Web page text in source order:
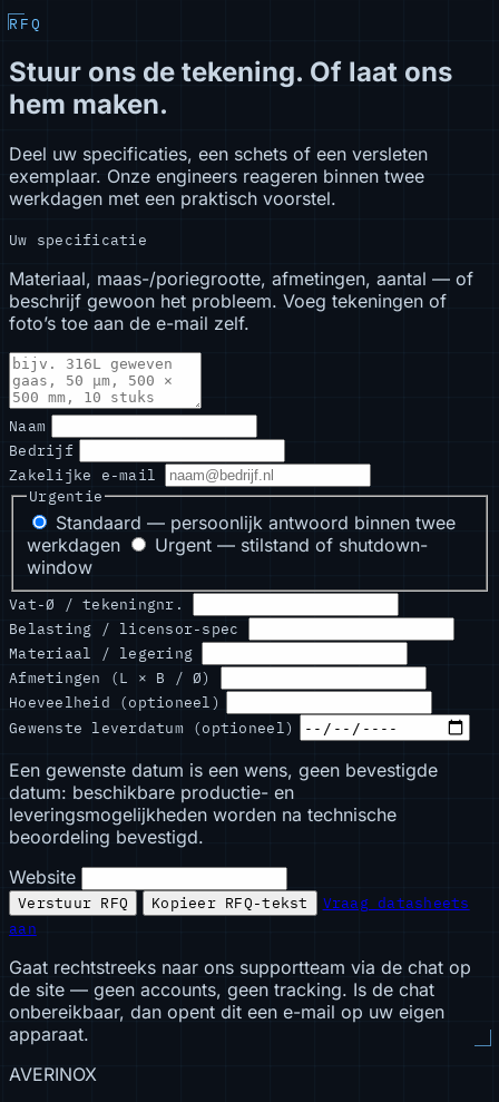
RFQ
Stuur ons de tekening. Of laat ons
hem maken.
Deel uw specificaties, een schets of een versleten
exemplaar. Onze engineers reageren binnen twee
werkdagen met een praktisch voorstel.
Uw specificatie
Materiaal, maas-/poriegrootte, afmetingen, aantal — of
beschrijf gewoon het probleem. Voeg tekeningen of
foto’s toe aan de e-mail zelf.
Naam
Bedrijf
Zakelijke e-mail
Urgentie
Standaard — persoonlijk antwoord binnen twee
werkdagen
Urgent — stilstand of shutdown-
window
Vat-Ø / tekeningnr.
Belasting / licensor-spec
Materiaal / legering
Afmetingen (L × B / Ø)
Hoeveelheid (optioneel)
Gewenste leverdatum (optioneel)
Een gewenste datum is een wens, geen bevestigde
datum: beschikbare productie- en
leveringsmogelijkheden worden na technische
beoordeling bevestigd.
Website
Verstuur RFQ Kopieer RFQ-tekst
Vraag datasheets
aan
Gaat rechtstreeks naar ons supportteam via de chat op
de site — geen accounts, geen tracking. Is de chat
onbereikbaar, dan opent dit een e-mail op uw eigen
apparaat.
AVERINOX